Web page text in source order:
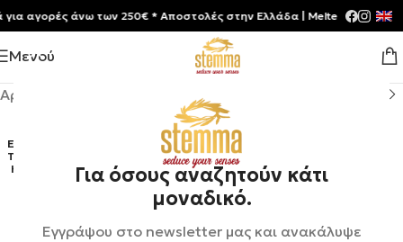
Για όσους αναζητούν κάτι
μοναδικό.
Εγγράψου στο newsletter μας και ανακάλυψε
Μενού
Αρχική σελίδα Αρώματα
ΕΞΑΝ
ΤΛΉΘ
ΗΚΕ
αγορές άνω των 250€ * Aποστολές στην Ελλάδα | Meltemia Exclusive